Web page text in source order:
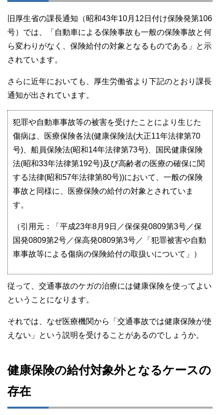
旧厚生省の課長通知（昭和43年10月12日付け保険発第106
号）では、「自動車による保険事故も一般の保険事故と何
ら変わりがなく、保険給付の対象となるものである」と示
されています。
さらに近年においても、厚生労働省より下記のとおり課長
通知が出されています。
犯罪や自動車事故等の被害を受けたことにより生じた
傷病は、医療保険各法(健康保険法(大正11年法律第70
号)、船員保険法(昭和14年法律第73号)、国民健康保険
法(昭和33年法律第192号)及び高齢者の医療の確保に関
する法律(昭和57年法律第80号))において、一般の保険
事故と同様に、医療保険の給付の対象とされていま
す。
（引用元：「平成23年8月9日／保保発0809第3号／保
国発0809第2号／保高発0809第3号／「犯罪被害や自動
車事故等による傷病の保険給付の取扱いについて」）
従って、交通事故のケガの治療には健康保険を使ってよい
ということになります。
それでは、なぜ医療機関から「交通事故では健康保険が使
えない」という説明を受けることがあるのでしょうか。
健康保険の給付対象外となるケースの
存在